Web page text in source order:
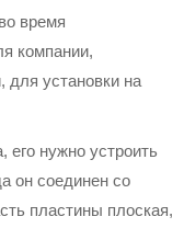
время
компании,
для установки на
его нужно устроить
он соединен со
пластины плоская,